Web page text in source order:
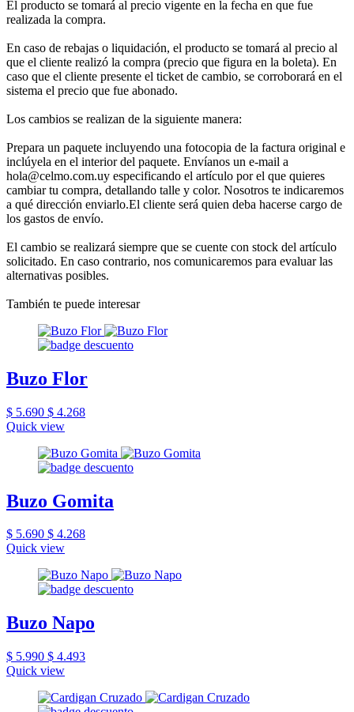
El producto se tomará al precio vigente en la fecha en que fue
realizada la compra.
En caso de rebajas o liquidación, el producto se tomará al precio al
que el cliente realizó la compra (precio que figura en la boleta). En
caso que el cliente presente el ticket de cambio, se corroborará en el
sistema el precio que fue abonado.
Los cambios se realizan de la siguiente manera:
Prepara un paquete incluyendo una fotocopia de la factura original e
inclúyela en el interior del paquete. Envíanos un e-mail a
hola@celmo.com.uy especificando el artículo por el que quieres
cambiar tu compra, detallando talle y color. Nosotros te indicaremos
a qué dirección enviarlo.El cliente será quien deba hacerse cargo de
los gastos de envío.
El cambio se realizará siempre que se cuente con stock del artículo
solicitado. En caso contrario, nos comunicaremos para evaluar las
alternativas posibles.
También te puede interesar
Buzo Flor
$ 5.690 $ 4.268
Quick view
Buzo Gomita
$ 5.690 $ 4.268
Quick view
Buzo Napo
$ 5.990 $ 4.493
Quick view